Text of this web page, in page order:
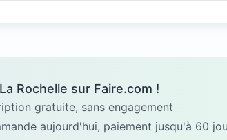
Rochelle sur Faire.com !
gratuite, sans engagement
aujourd'hui, paiement jusqu'à 60